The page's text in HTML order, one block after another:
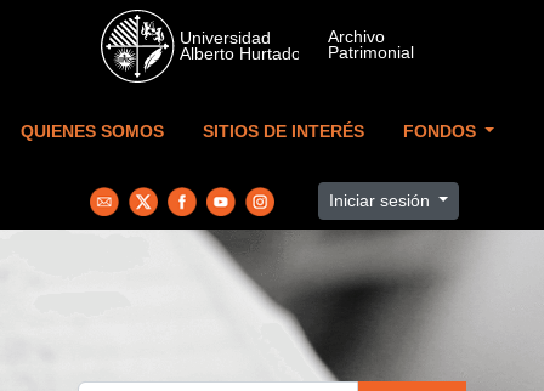
Skip to main content
QUIENES SOMOS SITIOS DE INTERÉS FONDOS
Iniciar sesión